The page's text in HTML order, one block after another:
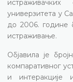
универзитета у
до 2006. године
истраживање.
Објавила је
компаративног
и интеракције